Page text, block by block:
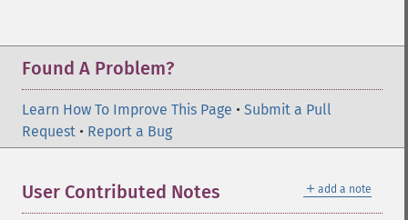
Found A Problem?
Learn How To Improve This Page • Submit a Pull
Request • Report a Bug
＋ add a note
User Contributed Notes